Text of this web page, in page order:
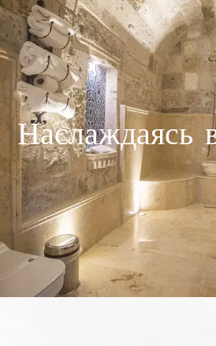
Наслаждаясь